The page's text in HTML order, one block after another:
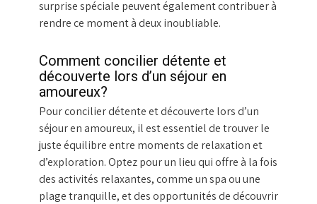
surprise spéciale peuvent également contribuer à
rendre ce moment à deux inoubliable.
Comment concilier détente et
découverte lors d’un séjour en
amoureux?
Pour concilier détente et découverte lors d’un
séjour en amoureux, il est essentiel de trouver le
juste équilibre entre moments de relaxation et
d’exploration. Optez pour un lieu qui offre à la fois
des activités relaxantes, comme un spa ou une
plage tranquille, et des opportunités de découvrir